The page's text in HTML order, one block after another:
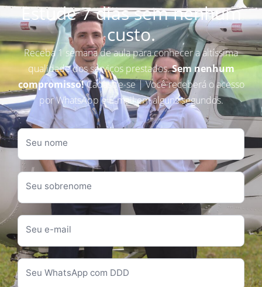
Estude 7 dias sem nenhum
custo.
Receba 1 semana de aula para conhecer a altíssima
qualidade dos serviços prestados.Sem nenhum
compromisso!Cadastre-se | Você receberá o acesso
por WhatsApp e E-mail em alguns segundos.​
Seu nome
Seu sobrenome
Seu e-mail
Seu WhatsApp com DDD